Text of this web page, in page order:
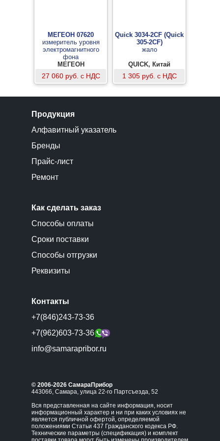
МЕГЕОН 07620
измеритель уровня
электромагнитного
фона
МЕГЕОН
27 060 руб. с НДС
Quick 3034-2CF (Quick
305-2CF)
жало
QUICK, Китай
1 305 руб. с НДС
Продукция
Алфавитный указатель
Бренды
Прайс-лист
Ремонт
Как сделать заказ
Способы оплаты
Сроки поставки
Способы отгрузки
Реквизиты
Контакты
+7(846)243-73-36
+7(962)603-73-36
info@samarapribor.ru
© 2006-2026 СамараПрибор
443066, Самара, улица 22-го Партсъезда, 52
Вся представленная на сайте информация, носит
информационный характер и ни при каких условиях не
является публичной офертой, определяемой
положениями Статьи 437 Гражданского кодекса РФ.
Технические параметры (спецификация) и комплект